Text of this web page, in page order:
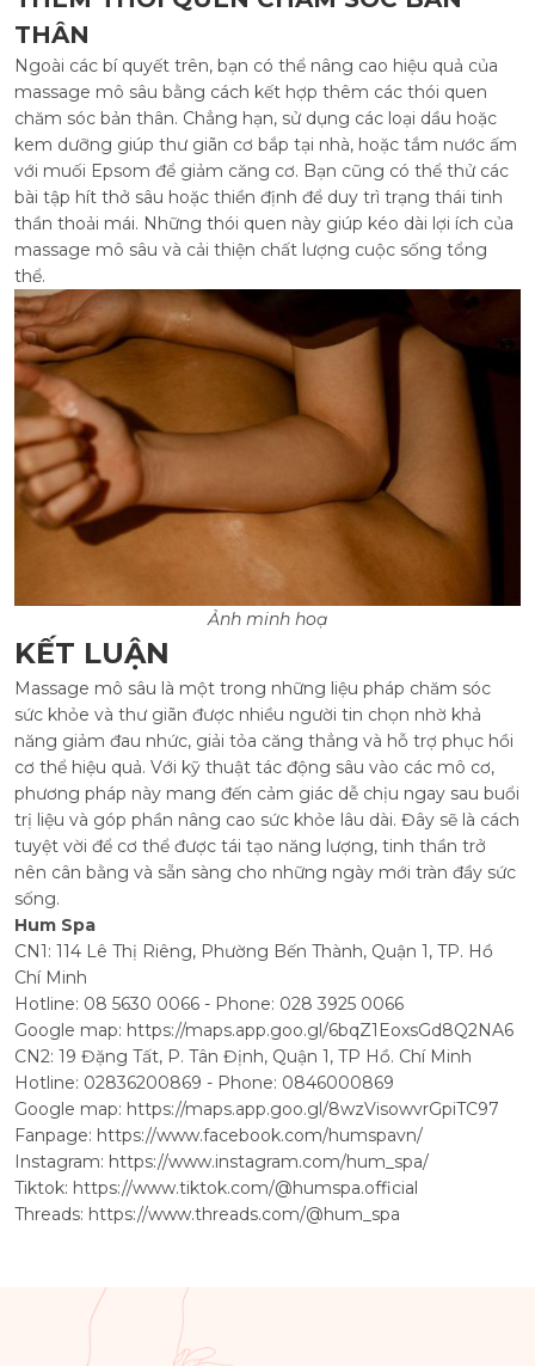
THÂN
Ngoài các bí quyết trên, bạn có thể nâng cao hiệu quả của
massage mô sâu bằng cách kết hợp thêm các thói quen
chăm sóc bản thân. Chẳng hạn, sử dụng các loại dầu hoặc
kem dưỡng giúp thư giãn cơ bắp tại nhà, hoặc tắm nước ấm
với muối Epsom để giảm căng cơ. Bạn cũng có thể thử các
bài tập hít thở sâu hoặc thiền định để duy trì trạng thái tinh
thần thoải mái. Những thói quen này giúp kéo dài lợi ích của
massage mô sâu và cải thiện chất lượng cuộc sống tổng
thể.
Ảnh minh hoạ
KẾT LUẬN
Massage mô sâu là một trong những liệu pháp chăm sóc
sức khỏe và thư giãn được nhiều người tin chọn nhờ khả
năng giảm đau nhức, giải tỏa căng thẳng và hỗ trợ phục hồi
cơ thể hiệu quả. Với kỹ thuật tác động sâu vào các mô cơ,
phương pháp này mang đến cảm giác dễ chịu ngay sau buổi
trị liệu và góp phần nâng cao sức khỏe lâu dài. Đây sẽ là cách
tuyệt vời để cơ thể được tái tạo năng lượng, tinh thần trở
nên cân bằng và sẵn sàng cho những ngày mới tràn đầy sức
sống.
Hum Spa
CN1: 114 Lê Thị Riêng, Phường Bến Thành, Quận 1, TP. Hồ
Chí Minh
Hotline: 08 5630 0066 - Phone: 028 3925 0066
Google map: https://maps.app.goo.gl/6bqZ1EoxsGd8Q2NA6
CN2: 19 Đặng Tất, P. Tân Định, Quận 1, TP Hồ. Chí Minh
Hotline: 02836200869 - Phone: 0846000869
Google map: https://maps.app.goo.gl/8wzVisowvrGpiTC97
Fanpage: https://www.facebook.com/humspavn/
Instagram: https://www.instagram.com/hum_spa/
Tiktok: https://www.tiktok.com/@humspa.official
Threads: https://www.threads.com/@hum_spa